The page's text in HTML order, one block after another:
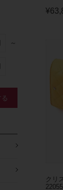
～
¥
クリ